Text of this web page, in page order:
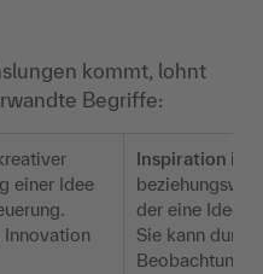
kommt, lohnt
Begriffe:
einer Idee
Inspiration i
der eine Idee
Sie kann durch